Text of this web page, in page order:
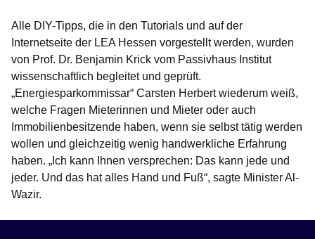
Alle DIY-Tipps, die in den Tutorials und auf der
Internetseite der LEA Hessen vorgestellt werden, wurden
von Prof. Dr. Benjamin Krick vom Passivhaus Institut
wissenschaftlich begleitet und geprüft.
„Energiesparkommissar“ Carsten Herbert wiederum weiß,
welche Fragen Mieterinnen und Mieter oder auch
Immobilienbesitzende haben, wenn sie selbst tätig werden
wollen und gleichzeitig wenig handwerkliche Erfahrung
haben. „Ich kann Ihnen versprechen: Das kann jede und
jeder. Und das hat alles Hand und Fuß“, sagte Minister Al-
Wazir.